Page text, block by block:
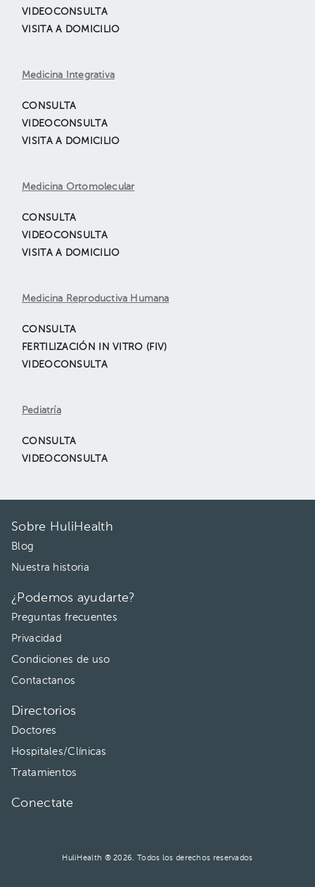
VIDEOCONSULTA
VISITA A DOMICILIO
Medicina Integrativa
CONSULTA
VIDEOCONSULTA
VISITA A DOMICILIO
Medicina Ortomolecular
CONSULTA
VIDEOCONSULTA
VISITA A DOMICILIO
Medicina Reproductiva Humana
CONSULTA
FERTILIZACIÓN IN VITRO (FIV)
VIDEOCONSULTA
Pediatría
CONSULTA
VIDEOCONSULTA
Sobre HuliHealth
Blog
Nuestra historia
¿Podemos ayudarte?
Preguntas frecuentes
Privacidad
Condiciones de uso
Contactanos
Directorios
Doctores
Hospitales/Clínicas
Tratamientos
Conectate
HuliHealth ® 2026. Todos los derechos reservados